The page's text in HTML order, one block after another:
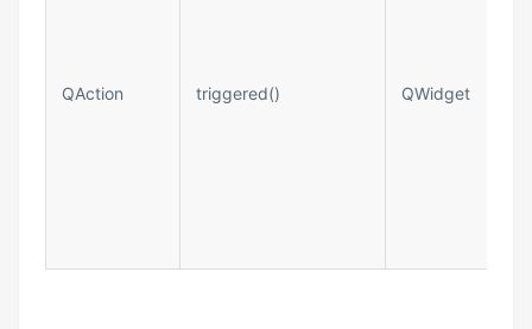
QAction​ triggered()​ QWidget​